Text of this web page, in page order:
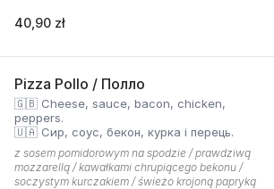
40,90 zł
Pizza Pollo / Полло
🇬🇧 Cheese, sauce, bacon, chicken,
peppers.
🇺🇦 Сир, соус, бекон, курка і перець.
z sosem pomidorowym na spodzie / prawdziwą
mozzarellą / kawałkami chrupiącego bekonu /
soczystym kurczakiem / świeżo krojoną papryką